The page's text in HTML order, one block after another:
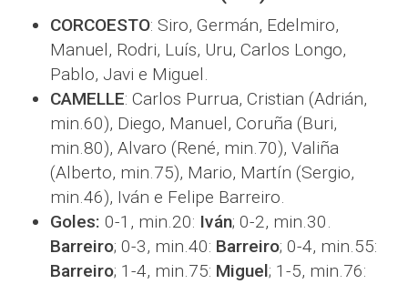
CORCOESTO: Siro, Germán, Edelmiro,
Manuel, Rodri, Luís, Uru, Carlos Longo,
Pablo, Javi e Miguel.
CAMELLE: Carlos Purrua, Cristian (Adrián,
min.60), Diego, Manuel, Coruña (Buri,
min.80), Alvaro (René, min.70), Valiña
(Alberto, min.75), Mario, Martín (Sergio,
min.46), Iván e Felipe Barreiro.
Goles: 0-1, min.20: Iván; 0-2, min.30.
Barreiro; 0-3, min.40: Barreiro; 0-4, min.55:
Barreiro; 1-4, min.75: Miguel; 1-5, min.76: